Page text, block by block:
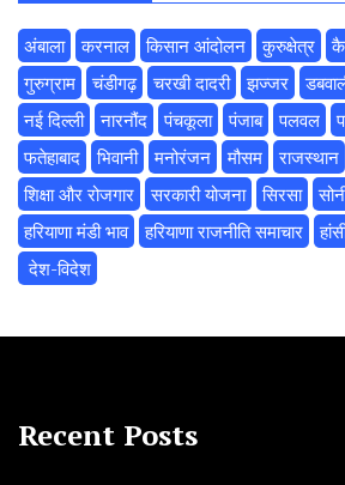
अंबाला करनाल किसान आंदोलन कुरुक्षेत्र
गुरुग्राम
चंडीगढ़ चरखी दादरी झज्जर
नई दिल्ली
नारनौंद पंचकूला पंजाब पलवल
फतेहाबाद
भिवानी मनोरंजन मौसम राजस्थान
शिक्षा और रोजगार
सरकारी योजना सिरसा
हरियाणा मंडी भाव
हरियाणा राजनीति समाचार
‌ देश-विदेश
Recent Posts